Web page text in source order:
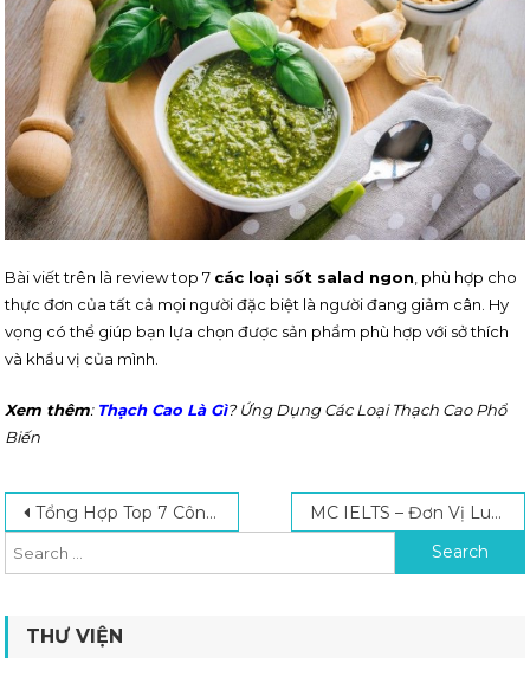
Bài viết trên là review top 7 các loại sốt salad ngon , phù hợp cho
thực đơn của tất cả mọi người đặc biệt là người đang giảm cân. Hy
vọng có thể giúp bạn lựa chọn được sản phẩm phù hợp với sở thích
và khẩu vị của mình.
Xem thêm: Thạch Cao Là Gì? Ứng Dụng Các Loại Thạch Cao Phổ
Biến
Post navigation
Tổng Hợp Top 7 Công Ty Vệ Sinh Công Nghiệp Bình Tân Uy Tín Nhất 2024 MC IELTS – Đơn Vị Luyện Thi IELTS Uy Tín Hàng Đầu Hiện Nay
Search for:
THƯ VIỆN